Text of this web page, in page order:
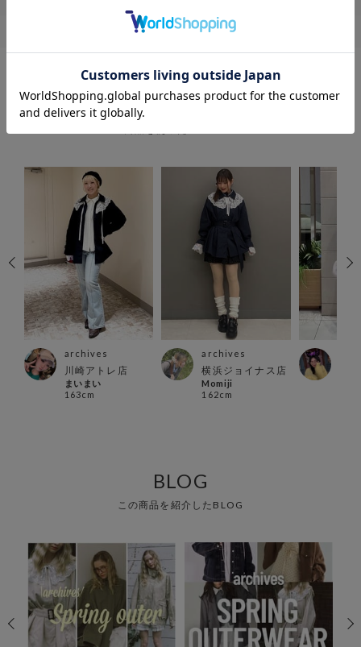
COORDINATE
archives
川崎アトレ店
まいまい
163cm
archives
横浜ジョイナス店
Momiji
162cm
BLOG
この商品を紹介したBLOG